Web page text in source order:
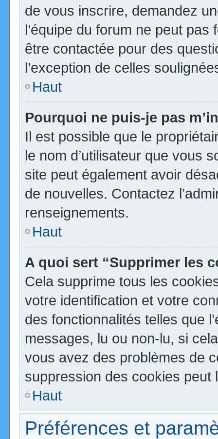
de vous inscrire, demandez
l’équipe du forum ne peut
être contactée pour des
l’exception de celles
Haut
Pourquoi ne puis-je pas
Il est possible que le
le nom d’utilisateur que vous
site peut également avoir
de nouvelles. Contactez
renseignements.
Haut
A quoi sert “Supprimer les
Cela supprime tous les
votre identification et votre
des fonctionnalités telles que
messages, lu ou non-lu, si
vous avez des problèmes de
suppression des cookies peut
Haut
Préférences et